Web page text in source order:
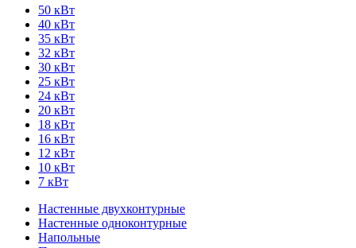
50 кВт
40 кВт
35 кВт
32 кВт
30 кВт
25 кВт
24 кВт
20 кВт
18 кВт
16 кВт
12 кВт
10 кВт
7 кВт
Настенные двухконтурные
Настенные одноконтурные
Напольные